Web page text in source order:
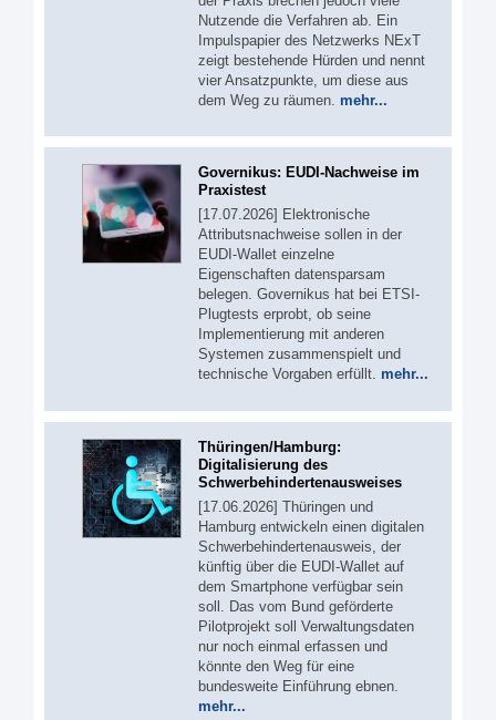
Nutzende die Verfahren ab. Ein
Impulspapier des Netzwerks NExT
zeigt bestehende Hürden und nennt
vier Ansatzpunkte, um diese aus
dem Weg zu räumen. mehr...
Governikus: EUDI-Nachweise im
Praxistest
[17.07.2026] Elektronische
Attributsnachweise sollen in der
EUDI-Wallet einzelne
Eigenschaften datensparsam
belegen. Governikus hat bei ETSI-
Plugtests erprobt, ob seine
Implementierung mit anderen
Systemen zusammenspielt und
technische Vorgaben erfüllt. mehr...
Thüringen/Hamburg:
Digitalisierung des
Schwerbehindertenausweises
[17.06.2026] Thüringen und
Hamburg entwickeln einen digitalen
Schwerbehindertenausweis, der
künftig über die EUDI-Wallet auf
dem Smartphone verfügbar sein
soll. Das vom Bund geförderte
Pilotprojekt soll Verwaltungsdaten
nur noch einmal erfassen und
könnte den Weg für eine
bundesweite Einführung ebnen.
mehr...